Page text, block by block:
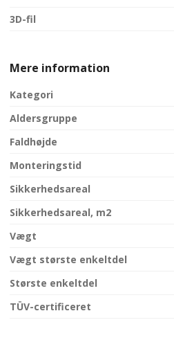
3D-fil
Mere information
Kategori
Aldersgruppe
Faldhøjde
Monteringstid
Sikkerhedsareal
Sikkerhedsareal, m2
Vægt
Vægt største enkeltdel
Største enkeltdel
TÜV-certificeret